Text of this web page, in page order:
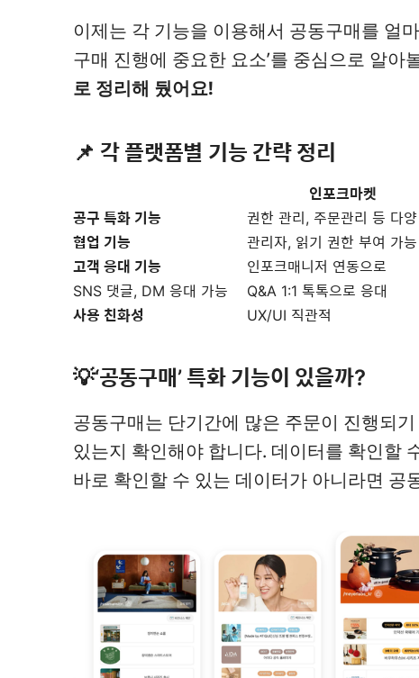
이제는 각 기능을 이용해서 공동구매를 얼
구매 진행에 중요한 요소’를 중심으로 알아
로 정리해 뒀어요!
📌 각 플랫폼별 기능 간략 정리
인포크마켓
공구 특화 기능
권한 관리, 주문관리 등 다양
협업 기능
관리자, 읽기 권한 부여 가능
고객 응대 기능
인포크매니저 연동으로
SNS 댓글, DM 응대 가능
Q&A 1:1 톡톡으로 응대
사용 친화성
UX/UI 직관적
💡‘공동구매’ 특화 기능이 있을까?
공동구매는 단기간에 많은 주문이 진행되
있는지 확인해야 합니다. 데이터를 확인할
바로 확인할 수 있는 데이터가 아니라면 공